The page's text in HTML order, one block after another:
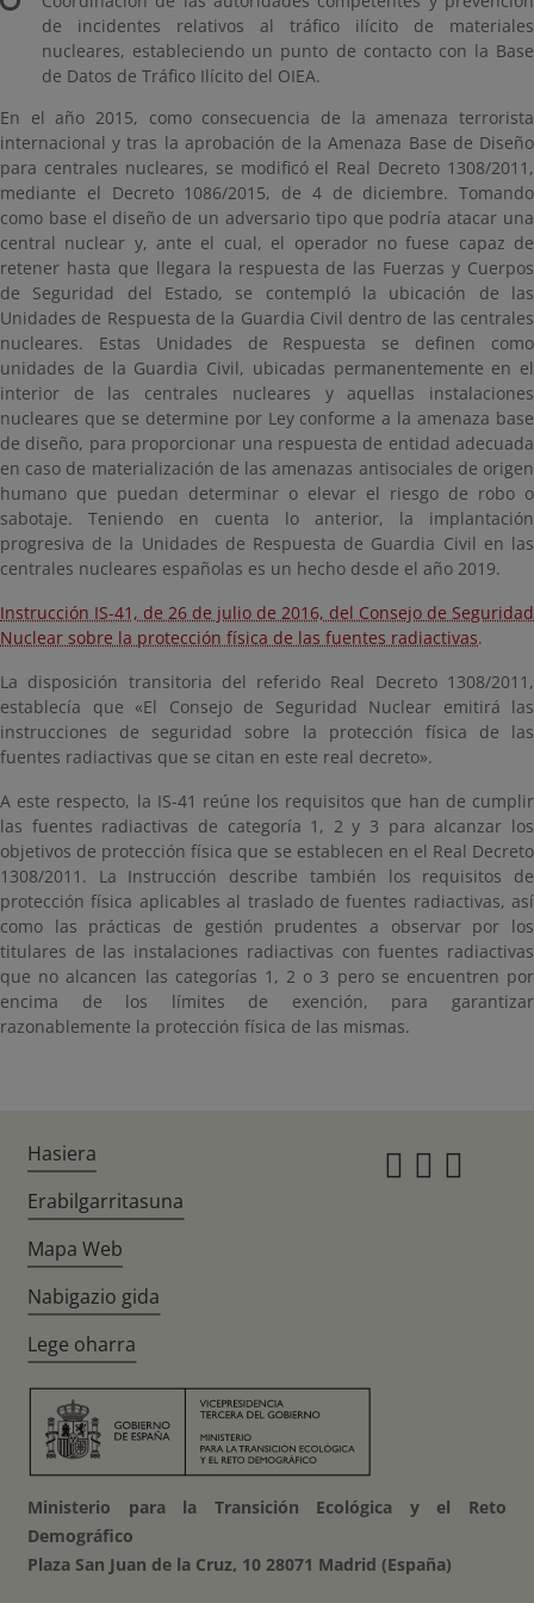
de incidentes relativos al tráfico ilícito de materiales
nucleares, estableciendo un punto de contacto con la Base
de Datos de Tráfico Ilícito del OIEA.
En el año 2015, como consecuencia de la amenaza terrorista
internacional y tras la aprobación de la Amenaza Base de Diseño
para centrales nucleares, se modificó el Real Decreto 1308/2011,
mediante el Decreto 1086/2015, de 4 de diciembre. Tomando
como base el diseño de un adversario tipo que podría atacar una
central nuclear y, ante el cual, el operador no fuese capaz de
retener hasta que llegara la respuesta de las Fuerzas y Cuerpos
de Seguridad del Estado, se contempló la ubicación de las
Unidades de Respuesta de la Guardia Civil dentro de las centrales
nucleares. Estas Unidades de Respuesta se definen como
unidades de la Guardia Civil, ubicadas permanentemente en el
interior de las centrales nucleares y aquellas instalaciones
nucleares que se determine por Ley conforme a la amenaza base
de diseño, para proporcionar una respuesta de entidad adecuada
en caso de materialización de las amenazas antisociales de origen
humano que puedan determinar o elevar el riesgo de robo o
sabotaje. Teniendo en cuenta lo anterior, la implantación
progresiva de la Unidades de Respuesta de Guardia Civil en las
centrales nucleares españolas es un hecho desde el año 2019.
Instrucción IS-41, de 26 de julio de 2016, del Consejo de Seguridad
Nuclear sobre la protección física de las fuentes radiactivas.
La disposición transitoria del referido Real Decreto 1308/2011,
establecía que «El Consejo de Seguridad Nuclear emitirá las
instrucciones de seguridad sobre la protección física de las
fuentes radiactivas que se citan en este real decreto».
A este respecto, la IS-41 reúne los requisitos que han de cumplir
las fuentes radiactivas de categoría 1, 2 y 3 para alcanzar los
objetivos de protección física que se establecen en el Real Decreto
1308/2011. La Instrucción describe también los requisitos de
protección física aplicables al traslado de fuentes radiactivas, así
como las prácticas de gestión prudentes a observar por los
titulares de las instalaciones radiactivas con fuentes radiactivas
que no alcancen las categorías 1, 2 o 3 pero se encuentren por
encima de los límites de exención, para garantizar
razonablemente la protección física de las mismas.
Hasiera
Erabilgarritasuna
Mapa Web
Nabigazio gida
Lege oharra
Ministerio para la Transición Ecológica y el Reto
Demográfico
Plaza San Juan de la Cruz, 10 28071 Madrid (España)